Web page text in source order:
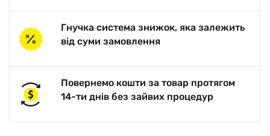
Гнучка система знижок, яка залежить
від суми замовлення
Повернемо кошти за товар протягом
14-ти днів без зайвих процедур